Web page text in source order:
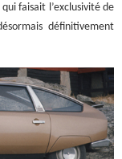
faisait l’exclusivité de
définitivement